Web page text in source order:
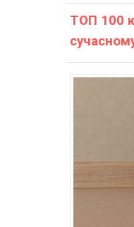
ТОП 100